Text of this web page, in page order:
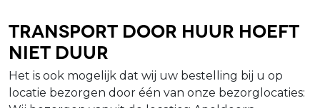
Transport door Huur hoeft
niet duur
Het is ook mogelijk dat wij uw bestelling bij u op
locatie bezorgen door één van onze bezorglocaties: